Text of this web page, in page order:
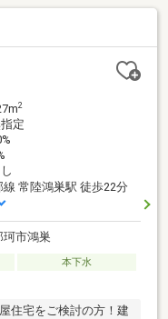
歩11分◆詳しくはお問
2
定
線 常陸鴻巣駅 徒歩22分
珂市鴻巣
本下水
住宅をご検討の方！建